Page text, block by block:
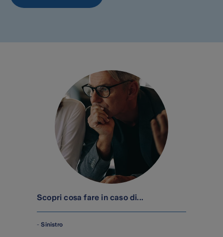
Scopri cosa fare in caso di...
-Sinistro